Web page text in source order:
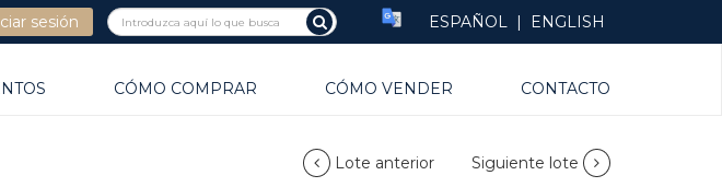
sesión ESPAÑOL | ENGLISH
CÓMO COMPRAR CÓMO VENDER CONTACTO
Lote anterior Siguiente lote